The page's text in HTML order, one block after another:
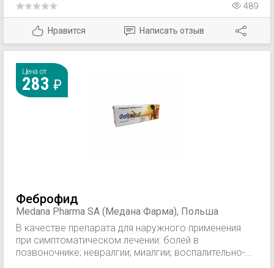
качестве проводника лекарственных средств.
489
Нравится Написать отзыв
Цена от
283
Феброфид
Medana Pharma SA (Медана Фарма), Польша
В качестве препарата для наружного применения
при симптоматическом лечении: болей в
позвоночнике; невралгии; миалгии; воспалительно-